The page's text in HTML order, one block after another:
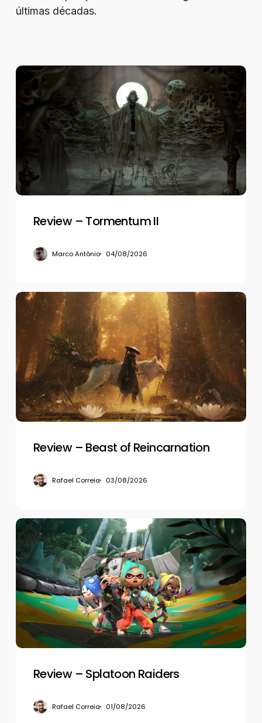
últimas décadas.
Review
Tormentum
Review – Tormentum II
Marco Antônio 04/08/2026
Review
–
Beast
Reincarnation
Review – Beast of Reincarnation
Rafael Correia 03/08/2026
Review
–
Splatoon
Raiders
Review – Splatoon Raiders
Rafael Correia 01/08/2026